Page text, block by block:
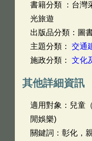
書籍分類 ：台灣
光旅遊
出版品分類：圖
主題分類： 交通
施政分類： 文化
其他詳細資訊
適用對象：兒童
閒娛樂)
關鍵詞：彰化，